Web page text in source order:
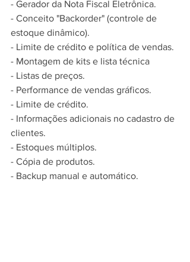
- Gerador da Nota Fiscal Eletrônica.
- Conceito "Backorder" (controle de
estoque dinâmico).
- Limite de crédito e política de vendas.
- Montagem de kits e lista técnica
- Listas de preços.
- Performance de vendas gráficos.
- Limite de crédito.
- Informações adicionais no cadastro de
clientes.
- Estoques múltiplos.
- Cópia de produtos.
- Backup manual e automático.